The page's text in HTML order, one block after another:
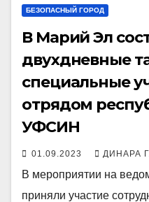
БЕЗОПАСНЫЙ ГОРОД
В Марий Эл
двухдневные
специальные
отрядом
УФСИН
01.09.2023 ДИНАРА
В мероприятии на
приняли участие